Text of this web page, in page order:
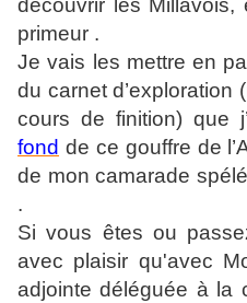
découvrir les
primeur .
Je vais les mettre en
du carnet d’exploration
cours de finition) que
fond de ce gouffre de
de mon camarade
.
Si vous êtes ou
avec plaisir qu'avec
adjointe déléguée à la